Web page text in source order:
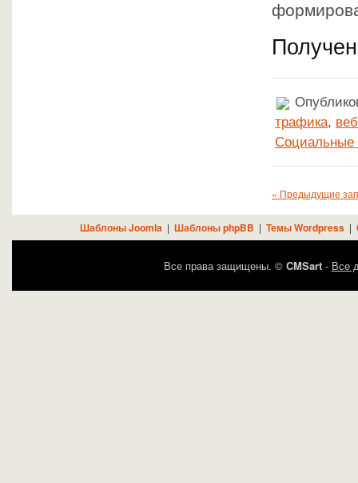
трафика,
Социальные
« Предыдущие
Шаблоны Joomla | Шаблоны phpBB | Темы Wordpress|
Все права защищены. © CMSart- Все